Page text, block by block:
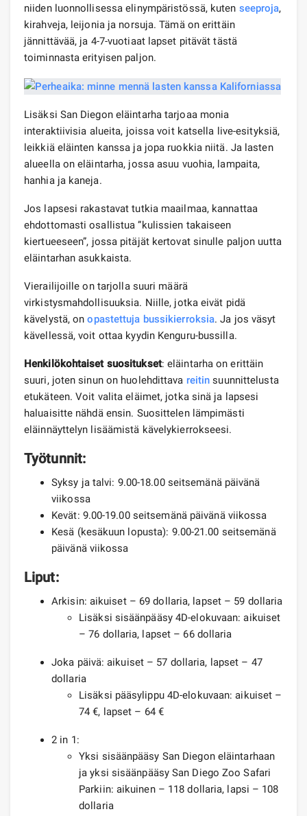
niiden luonnollisessa elinympäristössä, kuten seeproja,
kirahveja, leijonia ja norsuja. Tämä on erittäin
jännittävää, ja 4-7-vuotiaat lapset pitävät tästä
toiminnasta erityisen paljon.
Lisäksi San Diegon eläintarha tarjoaa monia
interaktiivisia alueita, joissa voit katsella live-esityksiä,
leikkiä eläinten kanssa ja jopa ruokkia niitä. Ja lasten
alueella on eläintarha, jossa asuu vuohia, lampaita,
hanhia ja kaneja.
Jos lapsesi rakastavat tutkia maailmaa, kannattaa
ehdottomasti osallistua ”kulissien takaiseen
kiertueeseen”, jossa pitäjät kertovat sinulle paljon uutta
eläintarhan asukkaista.
Vierailijoille on tarjolla suuri määrä
virkistysmahdollisuuksia. Niille, jotka eivät pidä
kävelystä, onopastettuja bussikierroksia. Ja jos väsyt
kävellessä, voit ottaa kyydin Kenguru-bussilla.
Henkilökohtaiset suositukset: eläintarha on erittäin
suuri, joten sinun on huolehdittava reitin suunnittelusta
etukäteen. Voit valita eläimet, jotka sinä ja lapsesi
haluaisitte nähdä ensin. Suosittelen lämpimästi
eläinnäyttelyn lisäämistä kävelykierrokseesi.
Työtunnit:
Syksy ja talvi: 9.00-18.00 seitsemänä päivänä
viikossa
Kevät: 9.00-19.00 seitsemänä päivänä viikossa
Kesä (kesäkuun lopusta): 9.00-21.00 seitsemänä
päivänä viikossa
Liput:
Arkisin: aikuiset – 69 dollaria, lapset – 59 dollaria
Lisäksi sisäänpääsy 4D-elokuvaan: aikuiset
– 76 dollaria, lapset – 66 dollaria
Joka päivä: aikuiset – 57 dollaria, lapset – 47
dollaria
Lisäksi pääsylippu 4D-elokuvaan: aikuiset –
74 €, lapset – 64 €
2 in 1:
Yksi sisäänpääsy San Diegon eläintarhaan
ja yksi sisäänpääsy San Diego Zoo Safari
Parkiin: aikuinen – 118 dollaria, lapsi – 108
dollaria